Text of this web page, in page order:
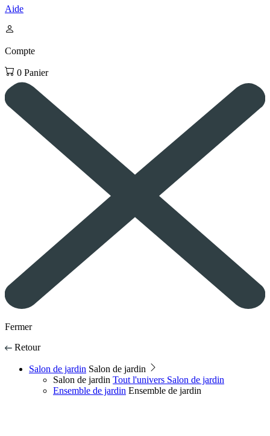
Aide
Compte
0 Panier
Fermer
Retour
Salon de jardin Salon de jardin
Salon de jardin Tout l'univers Salon de jardin
Ensemble de jardin Ensemble de jardin